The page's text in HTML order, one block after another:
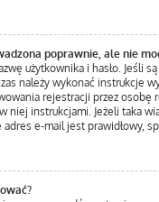
poprawnie, ale nie
użytkownika i hasło. Jeśli
należy wykonać instrukcje
rejestracji przez osobę
niej instrukcjami. Jeżeli taka
e-mail jest prawidłowy,